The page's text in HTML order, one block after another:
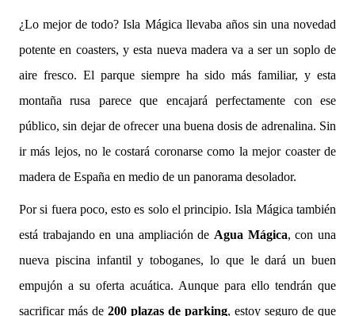
¿Lo mejor de todo? Isla Mágica llevaba años sin una novedad
potente en coasters, y esta nueva madera va a ser un soplo de
aire fresco. El parque siempre ha sido más familiar, y esta
montaña rusa parece que encajará perfectamente con ese
público, sin dejar de ofrecer una buena dosis de adrenalina. Sin
ir más lejos, no le costará coronarse como la mejor coaster de
madera de España en medio de un panorama desolador.
Por si fuera poco, esto es solo el principio. Isla Mágica también
está trabajando en una ampliación de Agua Mágica, con una
nueva piscina infantil y toboganes, lo que le dará un buen
empujón a su oferta acuática. Aunque para ello tendrán que
sacrificar más de 200 plazas de parking, estoy seguro de que